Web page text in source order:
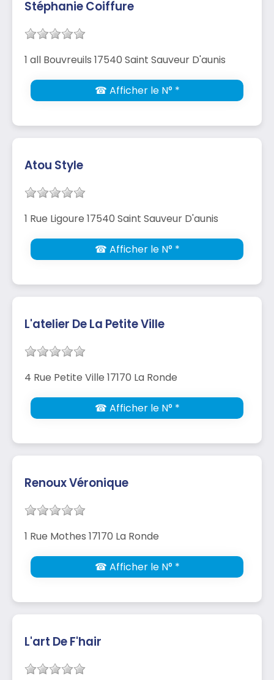
Stéphanie Coiffure
1 all Bouvreuils 17540 Saint Sauveur D'aunis
☎ Afficher le N° *
Atou Style
1 Rue Ligoure 17540 Saint Sauveur D'aunis
☎ Afficher le N° *
L'atelier De La Petite Ville
4 Rue Petite Ville 17170 La Ronde
☎ Afficher le N° *
Renoux Véronique
1 Rue Mothes 17170 La Ronde
☎ Afficher le N° *
L'art De F'hair